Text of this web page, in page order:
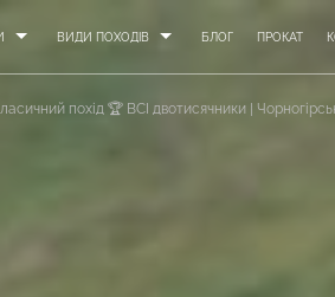
ВИДИ ПОХОДІВ БЛОГ ПРОКАТ
похід 🏆 ВСІ двотисячники |